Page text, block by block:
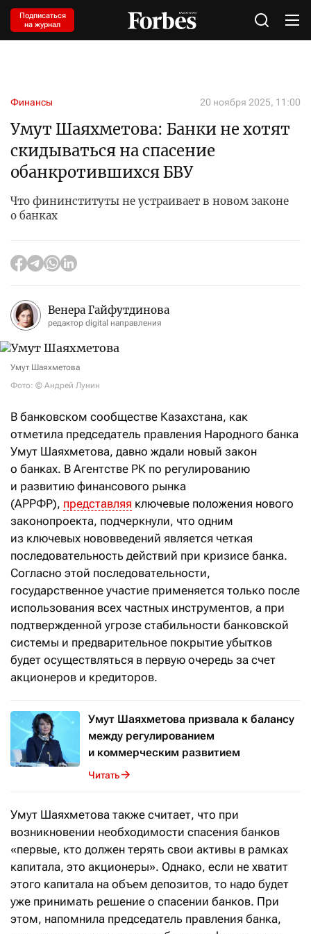
Подписаться
на журнал
Финансы 20 ноября 2025, 11:00
Умут Шаяхметова: Банки не хотят
скидываться на спасение
обанкротившихся БВУ
Что фининституты не устраивает в новом законе
о банках
Венера Гайфутдинова
редактор digital направления
Умут Шаяхметова
Фото: © Андрей Лунин
В банковском сообществе Казахстана, как
отметила председатель правления Народного банка
Умут Шаяхметова, давно ждали новый закон
о банках. В Агентстве РК по регулированию
и развитию финансового рынка
(АРРФР), представляя ключевые положения нового
законопроекта, подчеркнули, что одним
из ключевых нововведений является четкая
последовательность действий при кризисе банка.
Согласно этой последовательности,
государственное участие применяется только после
использования всех частных инструментов, а при
подтвержденной угрозе стабильности банковской
системы и предварительное покрытие убытков
будет осуществляться в первую очередь за счет
акционеров и кредиторов.
Умут Шаяхметова призвала к балансу
между регулированием
и коммерческим развитием
Читать
Умут Шаяхметова также считает, что при
возникновении необходимости спасения банков
«первые, кто должен терять свои активы в рамках
капитала, это акционеры». Однако, если не хватит
этого капитала на объем депозитов, то надо будет
уже принимать решение о спасении банков. При
этом, напомнила председатель правления банка,